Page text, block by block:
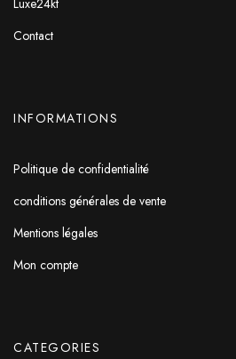
Luxe24kt
Contact
INFORMATIONS
Politique de confidentialité
conditions générales de vente
Mentions légales
Mon compte
CATEGORIES